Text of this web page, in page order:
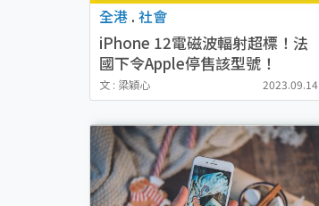
全港 . 社會
iPhone 12電磁波輻射超標！法
國下令Apple停售該型號！
文 : 梁穎心 2023.09.14